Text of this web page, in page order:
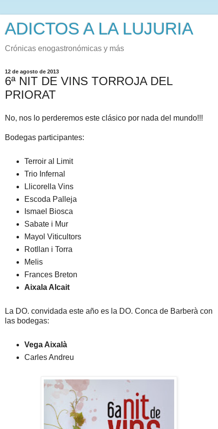
ADICTOS A LA LUJURIA
Crónicas enogastronómicas y más
12 de agosto de 2013
6ª NIT DE VINS TORROJA DEL
PRIORAT
No, nos lo perderemos este clásico por nada del mundo!!!
Bodegas participantes:
Terroir al Limit
Trio Infernal
Llicorella Vins
Escoda Palleja
Ismael Biosca
Sabate i Mur
Mayol Viticultors
Rotllan i Torra
Melis
Frances Breton
Aixala Alcait
La DO. convidada este año es la DO. Conca de Barberà con
las bodegas:
Vega Aixalà
Carles Andreu